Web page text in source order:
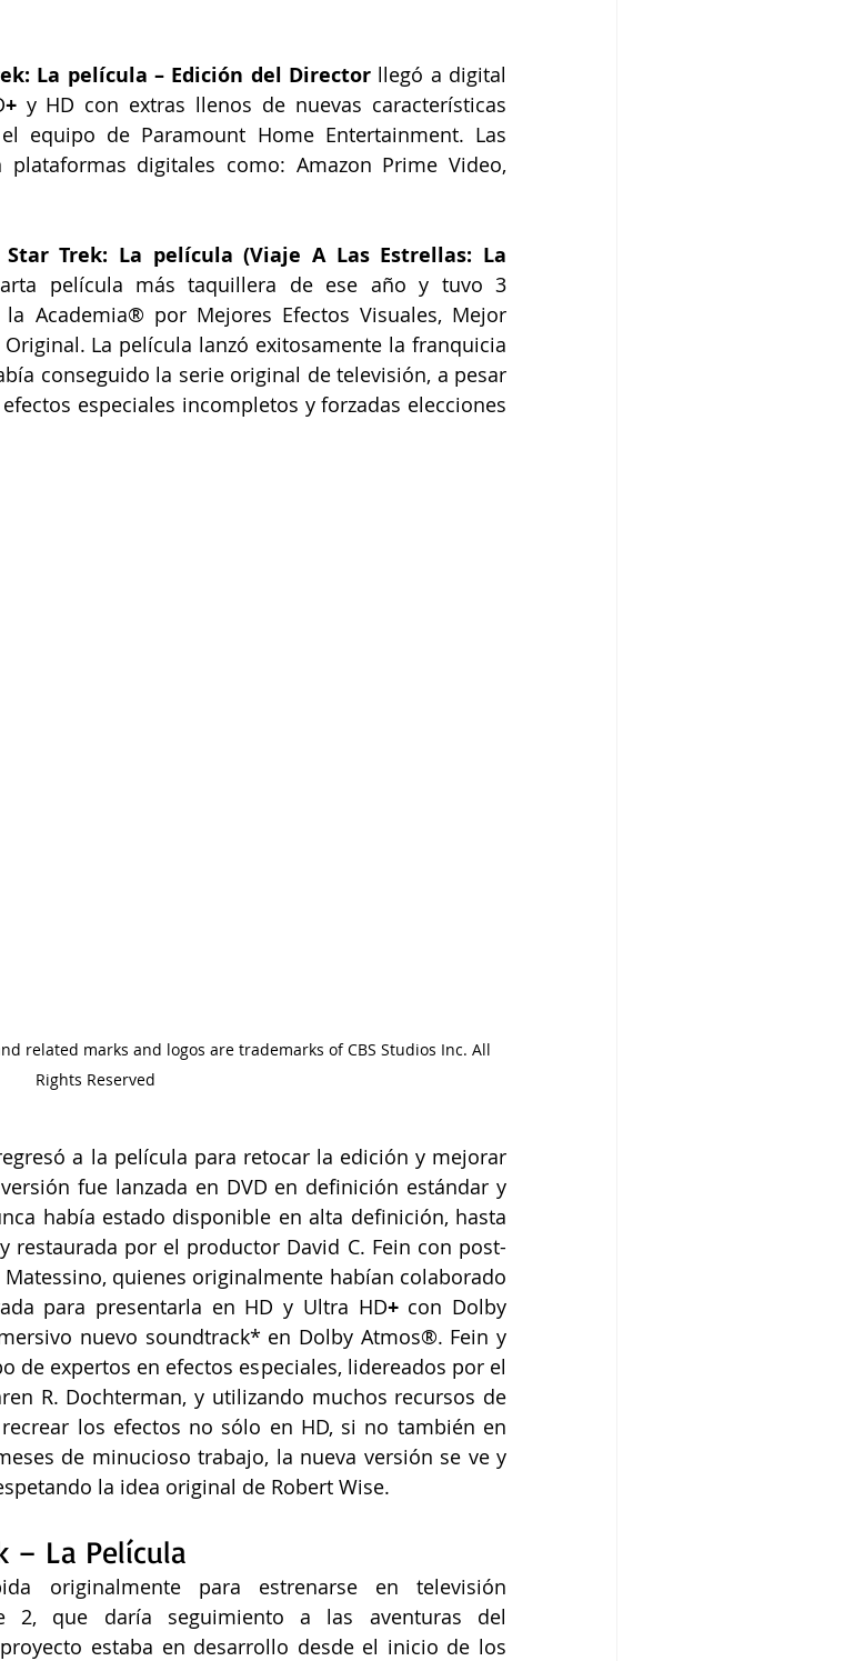
La película – Edición del Director llegó a digital
+ y HD con extras llenos de nuevas características
equipo de Paramount Home Entertainment. Las
digitales como: Amazon Prime Video,
Star Trek: La película (Viaje A Las Estrellas: La
película más taquillera de ese año y tuvo 3
Academia® por Mejores Efectos Visuales, Mejor
La película lanzó exitosamente la franquicia
conseguido la serie original de televisión, a pesar
especiales incompletos y forzadas elecciones
related marks and logos are trademarks of CBS Studios Inc. All
Rights Reserved
a la película para retocar la edición y mejorar
fue lanzada en DVD en definición estándar y
había estado disponible en alta definición, hasta
restaurada por el productor David C. Fein con post-
quienes originalmente habían colaborado
para presentarla en HD y Ultra HD+ con Dolby
nuevo soundtrack* en Dolby Atmos®. Fein y
de expertos en efectos especiales, lidereados por el
R. Dochterman, y utilizando muchos recursos de
los efectos no sólo en HD, si no también en
de minucioso trabajo, la nueva versión se ve y
la idea original de Robert Wise.
– La Película
originalmente para estrenarse en televisión
2, que daría seguimiento a las aventuras del
estaba en desarrollo desde el inicio de los